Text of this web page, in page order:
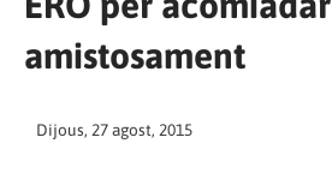
amistosament
Dijous, 27 agost, 2015